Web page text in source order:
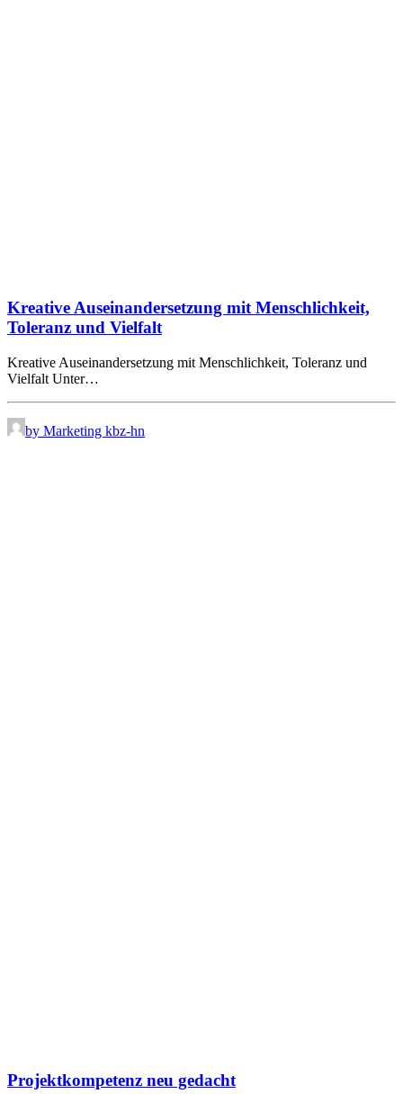
Kreative Auseinandersetzung mit Menschlichkeit,
Toleranz und Vielfalt
Kreative Auseinandersetzung mit Menschlichkeit, Toleranz und
Vielfalt Unter…
by Marketing kbz-hn
Projektkompetenz neu gedacht